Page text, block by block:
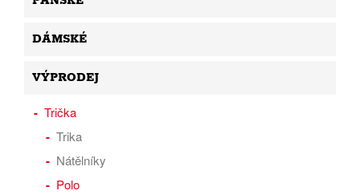
DÁMSKÉ
VÝPRODEJ
Trička
Trika
Nátělníky
Polo